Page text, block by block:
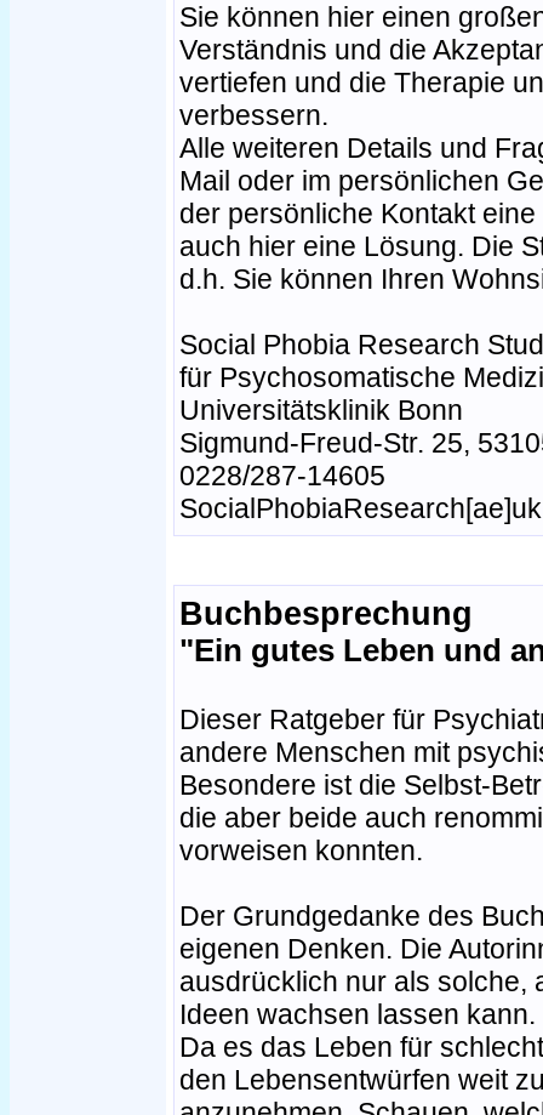
Sie können hier einen
Verständnis und die
vertiefen und die Therapie
verbessern.
Alle weiteren Details und
Mail oder im persönlichen
der persönliche Kontakt
auch hier eine Lösung. Die
d.h. Sie können Ihren
Social Phobia Research
für Psychosomatische
Universitätsklinik Bonn
Sigmund-Freud-Str. 25,
0228/287-14605
Buchbesprechung
"Ein gutes Leben und
Dieser Ratgeber für
andere Menschen mit
Besondere ist die Selbst-
die aber beide auch
vorweisen konnten.
Der Grundgedanke des
eigenen Denken. Die
ausdrücklich nur als solche,
Ideen wachsen lassen kann.
Da es das Leben für
den Lebensentwürfen weit